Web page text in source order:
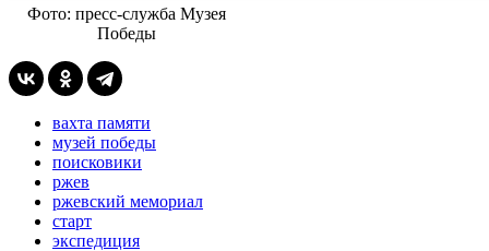
Фото: пресс-служба Музея
Победы
вахта памяти
музей победы
поисковики
ржев
ржевский мемориал
старт
экспедиция